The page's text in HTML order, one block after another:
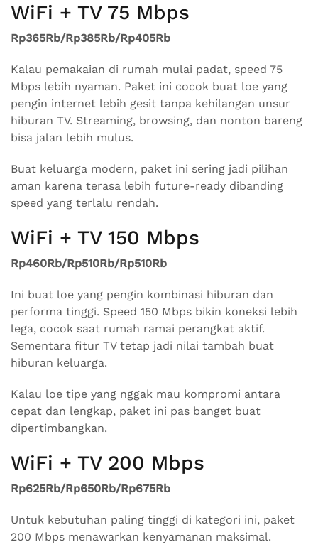
WiFi + TV 75 Mbps
Rp365Rb/Rp385Rb/Rp405Rb
Kalau pemakaian di rumah mulai padat, speed 75
Mbps lebih nyaman. Paket ini cocok buat loe yang
pengin internet lebih gesit tanpa kehilangan unsur
hiburan TV. Streaming, browsing, dan nonton bareng
bisa jalan lebih mulus.
Buat keluarga modern, paket ini sering jadi pilihan
aman karena terasa lebih future-ready dibanding
speed yang terlalu rendah.
WiFi + TV 150 Mbps
Rp460Rb/Rp510Rb/Rp510Rb
Ini buat loe yang pengin kombinasi hiburan dan
performa tinggi. Speed 150 Mbps bikin koneksi lebih
lega, cocok saat rumah ramai perangkat aktif.
Sementara fitur TV tetap jadi nilai tambah buat
hiburan keluarga.
Kalau loe tipe yang nggak mau kompromi antara
cepat dan lengkap, paket ini pas banget buat
dipertimbangkan.
WiFi + TV 200 Mbps
Rp625Rb/Rp650Rb/Rp675Rb
Untuk kebutuhan paling tinggi di kategori ini, paket
200 Mbps menawarkan kenyamanan maksimal.